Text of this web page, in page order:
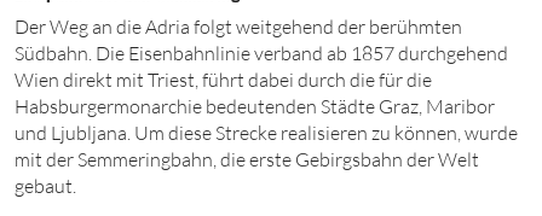
Der Weg an die Adria folgt weitgehend der berühmten
Südbahn. Die Eisenbahnlinie verband ab 1857durchgehend
Wien direkt mit Triest, führt dabei durch die für die
Habsburgermonarchie bedeutenden Städte Graz, Maribor
und Ljubljana. Um diese Strecke realisieren zu können, wurde
mit der Semmeringbahn, die erste Gebirgsbahn der Welt
gebaut.